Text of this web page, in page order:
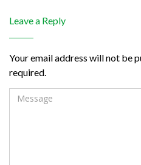
Leave a Reply
Your email address will not be
required.